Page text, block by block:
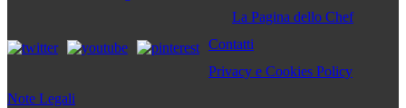
La Pagina dello Chef
Contatti
Privacy e Cookies Policy
Note Legali